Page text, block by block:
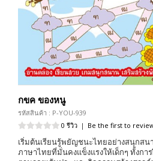
กขค ของหนู
รหัสสินค้า : P-YOU-939
0 รีวิว | Be the first to
เริ่มต้นเรียนรู้พยัญชนะไทยอย่างสนุกสน
ภาษาไทยที่มั่นคงแข็งแรงให้เด็กๆ ทั้งก